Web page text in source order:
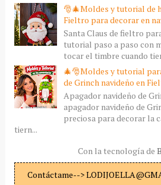
🎅🎄Moldes y tutorial de
Fieltro para decorar en
Santa Claus de fieltro
tutorial paso a paso con
tocar el timbre cuando
🎄🎅Moldes y tutorial
de Grinch navideño en
Apagador navideño de
apagador navideño de
preciosa para decorar la
tiern...
Con la tecnología de
Contáctame-->